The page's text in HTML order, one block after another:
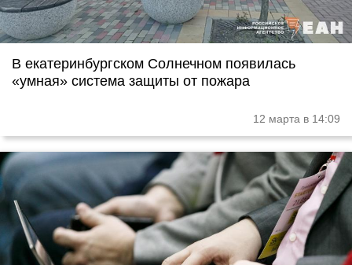
В екатеринбургском Солнечном появилась
«умная» система защиты от пожара
12 марта в 14:09